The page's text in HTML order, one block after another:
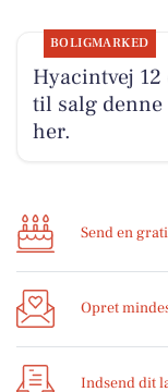
BOLIGMARKED
Hyacintvej
til salg
her.
Send en
Opret
Indsend dit